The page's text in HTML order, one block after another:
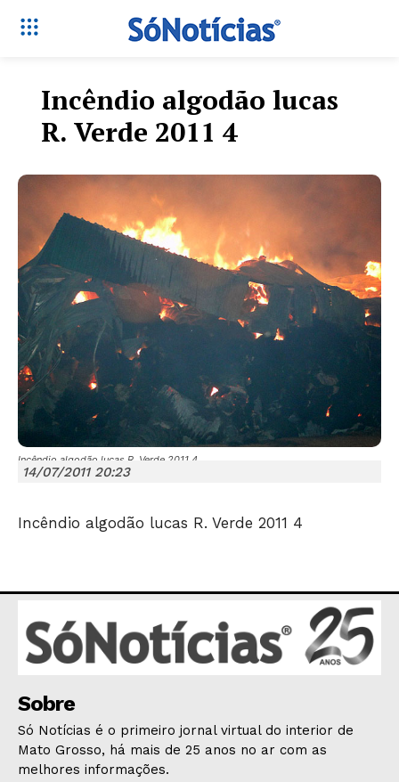
Só Notícias
HOME
POLÍCIA
ESPORTES
Incêndio algodão lucas
R. Verde 2011 4
Incêndio algodão lucas R. Verde 2011 4
14/07/2011 20:23
Incêndio algodão lucas R. Verde 2011 4
Sobre
Só Notícias é o primeiro jornal virtual do interior de
Mato Grosso, há mais de 25 anos no ar com as
melhores informações.